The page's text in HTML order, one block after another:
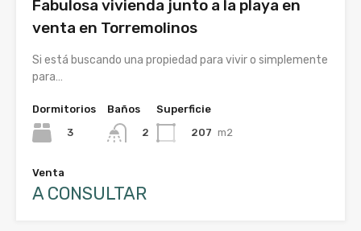
Fabulosa vivienda junto a la playa en
venta en Torremolinos
Si está buscando una propiedad para vivir o simplemente
para…
Dormitorios
3
Baños
2
Superficie
207 m2
Venta
A CONSULTAR